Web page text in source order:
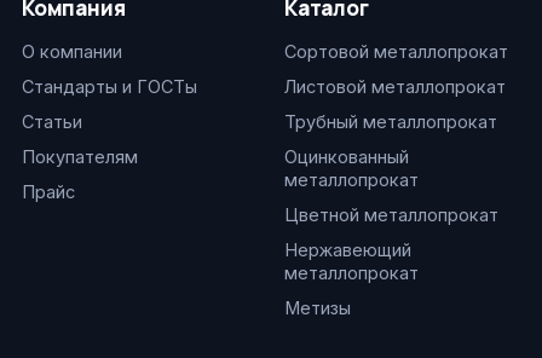
Компания
О компании
Стандарты и ГОСТы
Статьи
Покупателям
Прайс
Каталог
Сортовой металлопрокат
Листовой металлопрокат
Трубный металлопрокат
Оцинкованный
металлопрокат
Цветной металлопрокат
Нержавеющий
металлопрокат
Метизы